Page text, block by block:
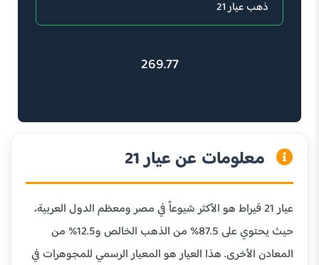
269.77
معلومات عن عيار 21
عيار 21 قيراط هو الأكثر شيوعاً في مصر ومعظم الدول العربية،
حيث يحتوي على 87.5% من الذهب الخالص و12.5% من
المعادن الأخرى. هذا العيار هو المعيار الرسمي للمجوهرات في